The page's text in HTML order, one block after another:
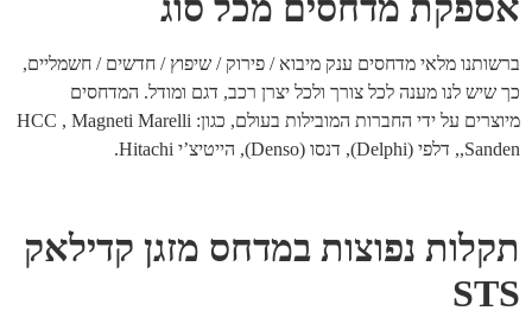
ברשותנו מלאי מדחסים ענק מיבוא / פירוק / שיפוץ / חדשים / חשמליים,
כך שיש לנו מענה לכל צורך ולכל יצרן רכב, דגם ומודל. המדחסים
מיוצרים על ידי החברות המובילות בעולם, כגון: HCC , Magneti Marelli
,Sanden, דלפי (Delphi), דנסו (Denso), הייטיצ’י Hitachi.
תקלות נפוצות במדחס מזגן קדילאק
STS